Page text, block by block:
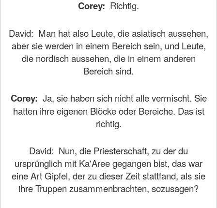
Corey: Richtig.
David: Man hat also Leute, die asiatisch aussehen,
aber sie werden in einem Bereich sein, und Leute,
die nordisch aussehen, die in einem anderen
Bereich sind.
Corey: Ja, sie haben sich nicht alle vermischt. Sie
hatten ihre eigenen Blöcke oder Bereiche. Das ist
richtig.
David: Nun, die Priesterschaft, zu der du
ursprünglich mit Ka'Aree gegangen bist, das war
eine Art Gipfel, der zu dieser Zeit stattfand, als sie
ihre Truppen zusammenbrachten, sozusagen?